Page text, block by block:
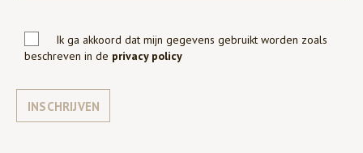
Ik ga akkoord dat mijn gegevens gebruikt worden zoals
beschreven in de privacy policy
INSCHRIJVEN